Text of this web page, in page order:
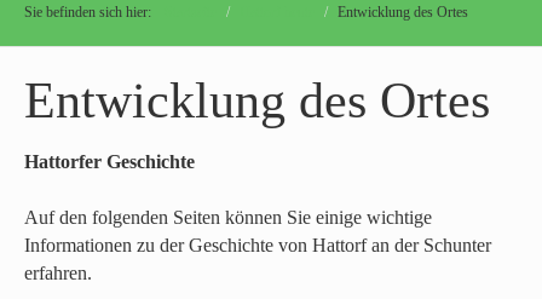
Sie befinden sich hier: / / Entwicklung des Ortes
Entwicklung des Ortes
Hattorfer Geschichte
Auf den folgenden Seiten können Sie einige wichtige
Informationen zu der Geschichte von Hattorf an der Schunter
erfahren.